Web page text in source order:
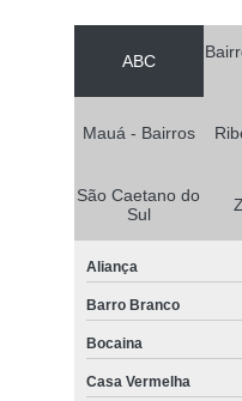
ABC
Mauá - Bairros
São Caetano do
Sul
Aliança
Barro Branco
Bocaina
Casa Vermelha